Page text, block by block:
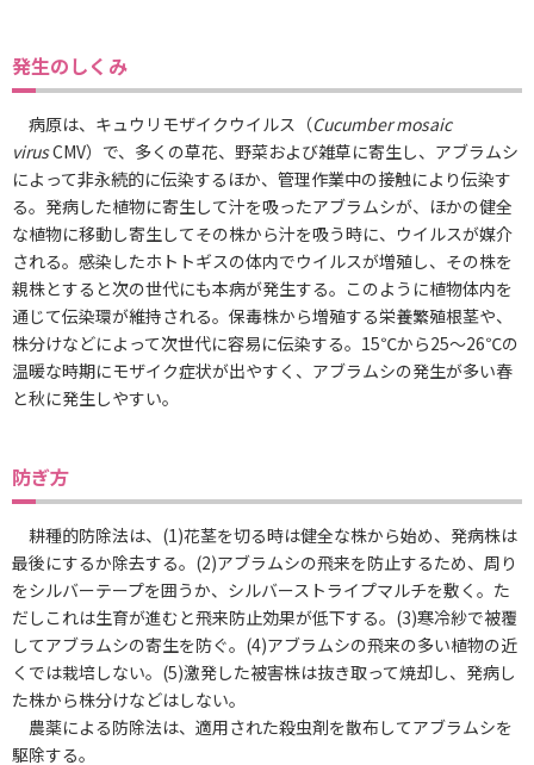
発生のしくみ
病原は、キュウリモザイクウイルス（Cucumber mosaic
virusCMV）で、多くの草花、野菜および雑草に寄生し、アブラムシ
によって非永続的に伝染するほか、管理作業中の接触により伝染す
る。発病した植物に寄生して汁を吸ったアブラムシが、ほかの健全
な植物に移動し寄生してその株から汁を吸う時に、ウイルスが媒介
される。感染したホトトギスの体内でウイルスが増殖し、その株を
親株とすると次の世代にも本病が発生する。このように植物体内を
通じて伝染環が維持される。保毒株から増殖する栄養繁殖根茎や、
株分けなどによって次世代に容易に伝染する。15℃から25～26℃の
温暖な時期にモザイク症状が出やすく、アブラムシの発生が多い春
と秋に発生しやすい。
防ぎ方
耕種的防除法は、(1)花茎を切る時は健全な株から始め、発病株は
最後にするか除去する。(2)アブラムシの飛来を防止するため、周り
をシルバーテープを囲うか、シルバーストライプマルチを敷く。た
だしこれは生育が進むと飛来防止効果が低下する。(3)寒冷紗で被覆
してアブラムシの寄生を防ぐ。(4)アブラムシの飛来の多い植物の近
くでは栽培しない。(5)激発した被害株は抜き取って焼却し、発病し
た株から株分けなどはしない。
農薬による防除法は、適用された殺虫剤を散布してアブラムシを
駆除する。